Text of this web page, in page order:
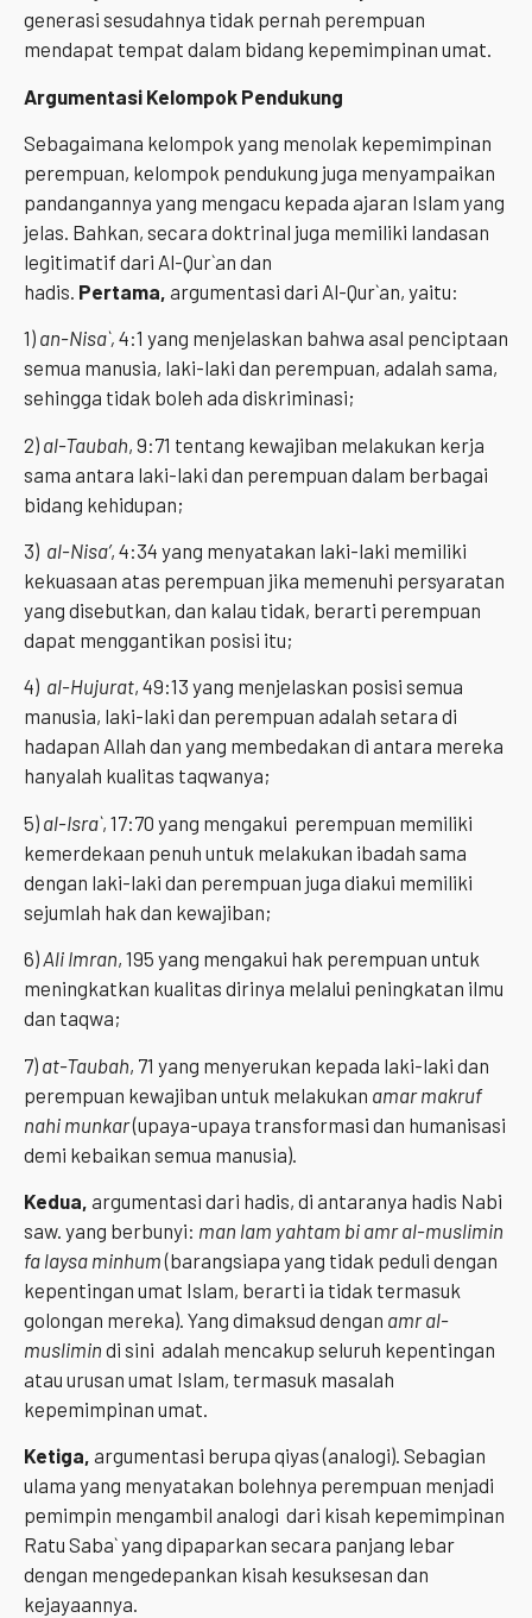
generasi sesudahnya tidak pernah perempuan
mendapat tempat dalam bidang kepemimpinan umat.
Argumentasi Kelompok Pendukung
Sebagaimana kelompok yang menolak kepemimpinan
perempuan, kelompok pendukung juga menyampaikan
pandangannya yang mengacu kepada ajaran Islam yang
jelas. Bahkan, secara doktrinal juga memiliki landasan
legitimatif dari Al-Qur`an dan
hadis. Pertama, argumentasi dari Al-Qur`an, yaitu:
1) an-Nisa`, 4:1 yang menjelaskan bahwa asal penciptaan
semua manusia, laki-laki dan perempuan, adalah sama,
sehingga tidak boleh ada diskriminasi;
2) al-Taubah, 9:71 tentang kewajiban melakukan kerja
sama antara laki-laki dan perempuan dalam berbagai
bidang kehidupan;
3) al-Nisa’, 4:34 yang menyatakan laki-laki memiliki
kekuasaan atas perempuan jika memenuhi persyaratan
yang disebutkan, dan kalau tidak, berarti perempuan
dapat menggantikan posisi itu;
4) al-Hujurat, 49:13 yang menjelaskan posisi semua
manusia, laki-laki dan perempuan adalah setara di
hadapan Allah dan yang membedakan di antara mereka
hanyalah kualitas taqwanya;
5) al-Isra`, 17:70 yang mengakui perempuan memiliki
kemerdekaan penuh untuk melakukan ibadah sama
dengan laki-laki dan perempuan juga diakui memiliki
sejumlah hak dan kewajiban;
6)Ali Imran, 195 yang mengakui hak perempuan untuk
meningkatkan kualitas dirinya melalui peningkatan ilmu
dan taqwa;
7) at-Taubah, 71 yang menyerukan kepada laki-laki dan
perempuan kewajiban untuk melakukan amar makruf
nahi munkar(upaya-upaya transformasi dan humanisasi
demi kebaikan semua manusia).
Kedua, argumentasi dari hadis, di antaranya hadis Nabi
saw. yang berbunyi: man lam yahtam bi amr al-muslimin
fa laysa minhum(barangsiapa yang tidak peduli dengan
kepentingan umat Islam, berarti ia tidak termasuk
golongan mereka). Yang dimaksud dengan amr al-
muslimin di sini adalah mencakup seluruh kepentingan
atau urusan umat Islam, termasuk masalah
kepemimpinan umat.
Ketiga, argumentasi berupa qiyas (analogi). Sebagian
ulama yang menyatakan bolehnya perempuan menjadi
pemimpin mengambil analogi dari kisah kepemimpinan
Ratu Saba` yang dipaparkan secara panjang lebar
dengan mengedepankan kisah kesuksesan dan
kejayaannya.